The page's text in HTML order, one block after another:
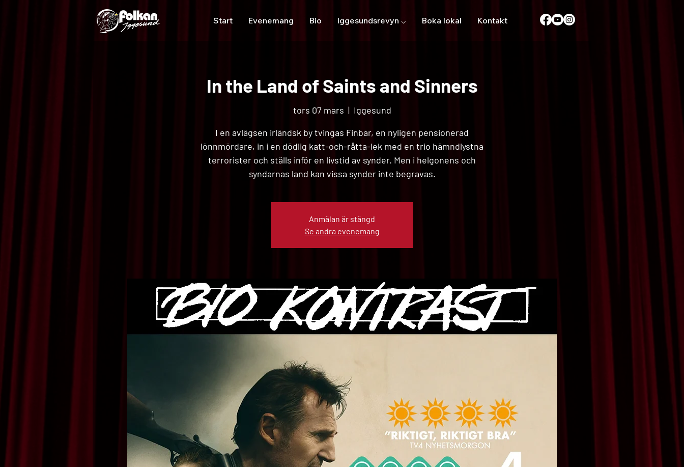
Start Evenemang Bio Iggesundsrevyn ⌵ Boka lokal Kontakt
In the Land of Saints and Sinners
tors 07 mars
  |
Iggesund
I en avlägsen irländsk by tvingas Finbar, en nyligen pensionerad
lönnmördare, in i en dödlig katt-och-råtta-lek med en trio hämndlystna
terrorister och ställs inför en livstid av synder. Men i helgonens och
syndarnas land kan vissa synder inte begravas.
Anmälan är stängd
Se andra evenemang